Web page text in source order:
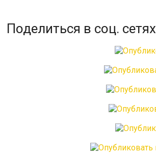
Поделиться в соц. сетях